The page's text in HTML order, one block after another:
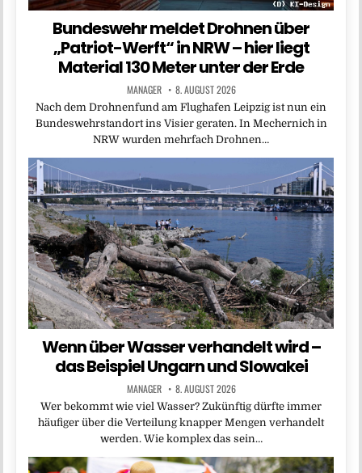
Bundeswehr meldet Drohnen über
„Patriot-Werft“ in NRW – hier liegt
Material 130 Meter unter der Erde
MANAGER 8. AUGUST 2026
Nach dem Drohnenfund am Flughafen Leipzig ist nun ein
Bundeswehrstandort ins Visier geraten. In Mechernich in
NRW wurden mehrfach Drohnen…
Wenn über Wasser verhandelt wird –
das Beispiel Ungarn und Slowakei
MANAGER 8. AUGUST 2026
Wer bekommt wie viel Wasser? Zukünftig dürfte immer
häufiger über die Verteilung knapper Mengen verhandelt
werden. Wie komplex das sein…